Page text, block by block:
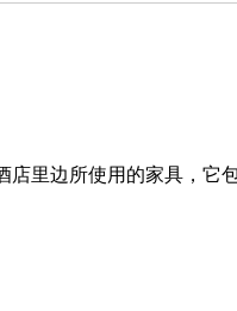
里边所使用的家具，它